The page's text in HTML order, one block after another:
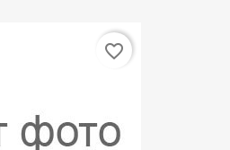
favorite_border